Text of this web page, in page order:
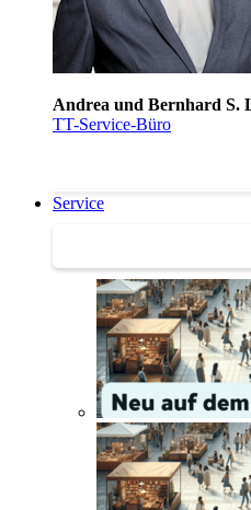
Andrea und Bernhard S.
TT-Service-Büro
Service